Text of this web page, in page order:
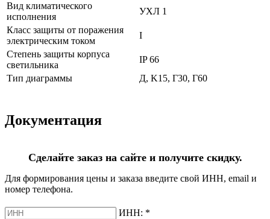
Вид климатического
исполнения
УХЛ 1
Класс защиты от поражения
электрическим током
I
Степень защиты корпуса
светильника
IP 66
Тип диаграммы
Д, K15, Г30, Г60
Документация
Сделайте заказ на сайте и получите скидку.
Для формирования цены и заказа введите свой ИНН, email и
номер телефона.
ИНН: *